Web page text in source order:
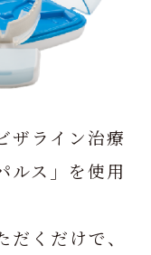
ザライン治療
ルス」を使用
くだけで、